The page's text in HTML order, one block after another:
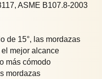
ASME B107.8-2003
de 15°, las mordazas
mejor alcance
más cómodo
mordazas